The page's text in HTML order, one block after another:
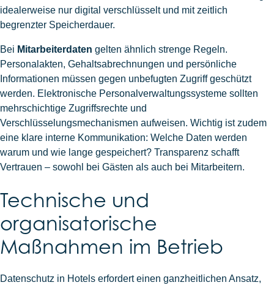
idealerweise nur digital verschlüsselt und mit zeitlich
begrenzter Speicherdauer.
Bei Mitarbeiterdaten gelten ähnlich strenge Regeln.
Personalakten, Gehaltsabrechnungen und persönliche
Informationen müssen gegen unbefugten Zugriff geschützt
werden. Elektronische Personalverwaltungssysteme sollten
mehrschichtige Zugriffsrechte und
Verschlüsselungsmechanismen aufweisen. Wichtig ist zudem
eine klare interne Kommunikation: Welche Daten werden
warum und wie lange gespeichert? Transparenz schafft
Vertrauen – sowohl bei Gästen als auch bei Mitarbeitern.
Technische und
organisatorische
Maßnahmen im Betrieb
Datenschutz in Hotels erfordert einen ganzheitlichen Ansatz,